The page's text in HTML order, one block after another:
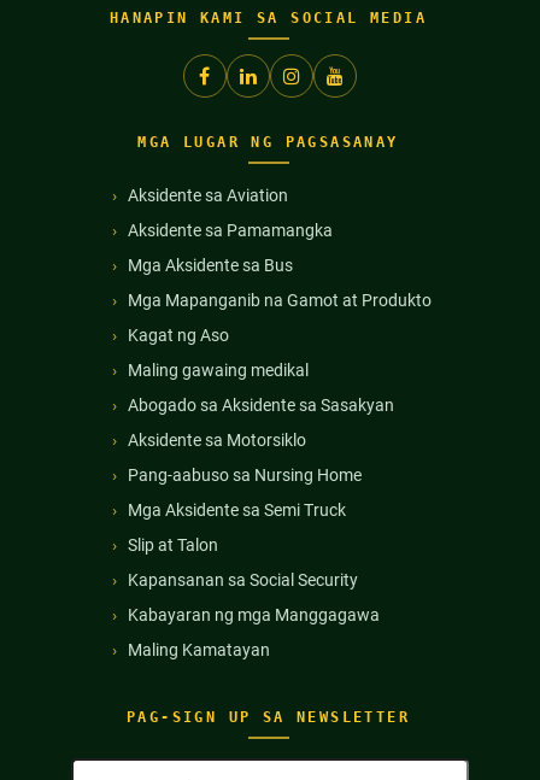
HANAPIN KAMI SA SOCIAL MEDIA
PAG-SIGN UP SA NEWSLETTER
Buong
MGA LUGAR NG PAGSASANAY
Aksidente sa Aviation
Aksidente sa Pamamangka
Mga Aksidente sa Bus
Mga Mapanganib na Gamot at Produkto
Kagat ng Aso
Maling gawaing medikal
Abogado sa Aksidente sa Sasakyan
Aksidente sa Motorsiklo
Pang-aabuso sa Nursing Home
Mga Aksidente sa Semi Truck
Slip at Talon
Kapansanan sa Social Security
Kabayaran ng mga Manggagawa
Maling Kamatayan